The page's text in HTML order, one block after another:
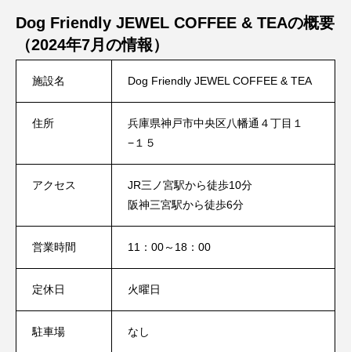
Dog Friendly JEWEL COFFEE & TEAの概要
（2024年7月の情報）
施設名 Dog Friendly JEWEL COFFEE & TEA
住所
兵庫県神戸市中央区八幡通４丁目１
−１５
アクセス
JR三ノ宮駅から徒歩10分
阪神三宮駅から徒歩6分
営業時間 11：00～18：00
定休日 火曜日
駐車場 なし